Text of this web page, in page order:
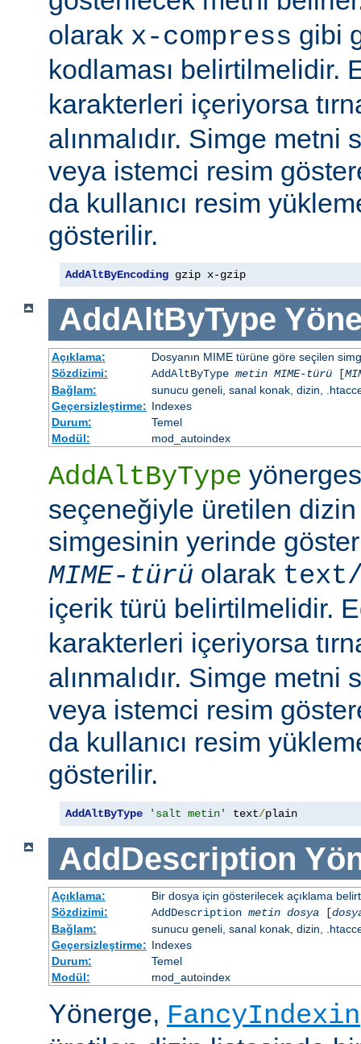
olarak x-compress gibi
kodlaması belirtilmelidir.
karakterleri içeriyorsa
alınmalıdır. Simge metni
veya istemci resim
da kullanıcı resim
gösterilir.
AddAltByEncoding gzip x-gzip
AddAltByType
Açıklama:
Dosyanın MIME türüne göre seçilen
Sözdizimi:
AddAltByType metin MIME-türü[
Bağlam:
sunucu geneli, sanal konak, dizin,
Geçersizleştirme: Indexes
Durum:
Temel
Modül:
mod_autoindex
AddAltByType
seçeneğiyle üretilen
simgesinin yerinde
MIME-türü olarak
içerik türü belirtilmelidir.
karakterleri içeriyorsa
alınmalıdır. Simge metni
veya istemci resim
da kullanıcı resim
gösterilir.
AddAltByType 'salt metin' text/plain
AddDescription
Açıklama:
Bir dosya için gösterilecek açıklama
Sözdizimi:
AddDescription metin dosya[
Bağlam:
sunucu geneli, sanal konak, dizin,
Geçersizleştirme: Indexes
Durum:
Temel
Modül:
mod_autoindex
Yönerge,